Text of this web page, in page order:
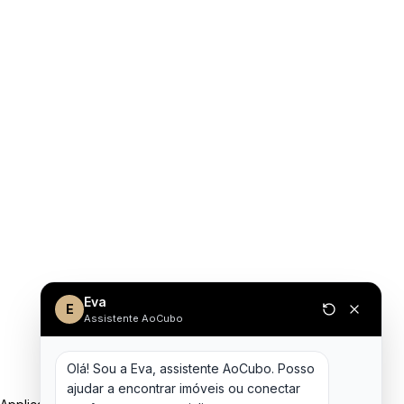
E Eva
Assistente AoCubo
Olá! Sou a Eva, assistente AoCubo. Posso
ajudar a encontrar imóveis ou conectar